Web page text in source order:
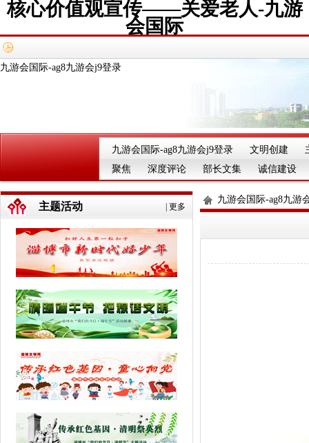
核心价值观宣传——关爱老人-九游
会国际
九游会国际-ag8九游会j9登录
九游会国际-ag8九游会j9登录 文明创建
聚焦
深度评论 部长文集 诚信建设
更多
主题活动
九游会国际-ag8九游